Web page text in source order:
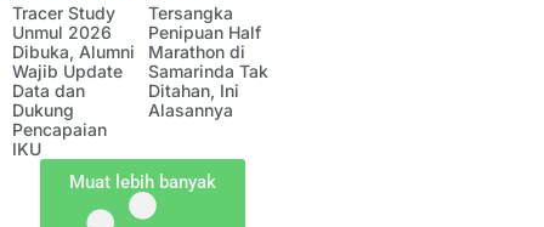
Tracer Study
Unmul 2026
Dibuka, Alumni
Wajib Update
Data dan
Dukung
Pencapaian
IKU
Tersangka
Penipuan Half
Marathon di
Samarinda Tak
Ditahan, Ini
Alasannya
Muat lebih banyak